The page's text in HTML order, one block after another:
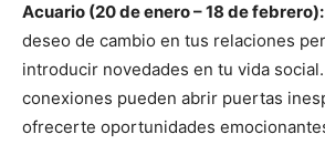
Acuario (20 de enero – 18 de febrero):
deseo de cambio en tus relaciones
introducir novedades en tu vida
conexiones pueden abrir puertas
ofrecerte oportunidades